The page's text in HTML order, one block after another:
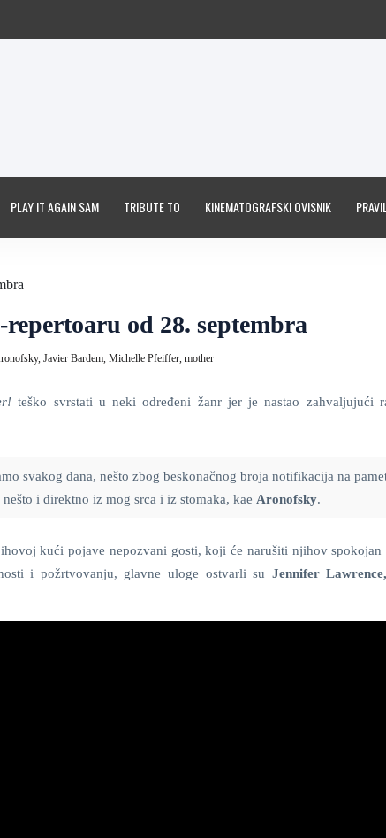
PLAY IT AGAIN SAM TRIBUTE TO KINEMATOGRAFSKI OVISNIK
od 28. septembra
Javier Bardem, Michelle Pfeiffer, mother
teško svrstati u neki određeni žanr jer je nastao zahvaljujući
svakog dana, nešto zbog beskonačnog broja notifikacija na
i direktno iz mog srca i iz stomaka, kae Aronofsky.
kući pojave nepozvani gosti, koji će narušiti njihov
i požrtvovanju, glavne uloge ostvarli su Jennifer